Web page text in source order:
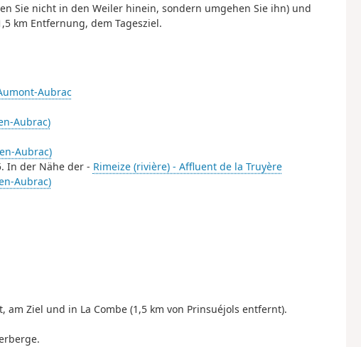
Sie nicht in den Weiler hinein, sondern umgehen Sie ihn) und
km Entfernung, dem Tagesziel.
Aubrac
Aubrac)
Aubrac)
In der Nähe der - Rimeize (rivière) - Affluent de la Truyère
Aubrac)
am Ziel und in La Combe (1,5 km von Prinsuéjols entfernt).